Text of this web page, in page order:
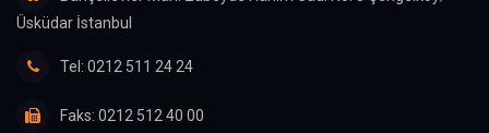
Üsküdar İstanbul
Tel: 0212 511 24 24
Faks: 0212 512 40 00